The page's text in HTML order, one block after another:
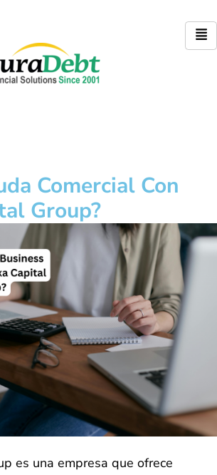
Comercial Con
Group?
es una empresa que ofrece